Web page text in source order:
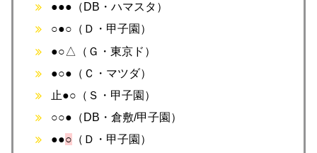
●●●（DB・ハマスタ）
○●○（Ｄ・甲子園）
●○△（Ｇ・東京ド）
●○●（Ｃ・マツダ）
止●○（Ｓ・甲子園）
○○●（DB・倉敷/甲子園）
●●○ （Ｄ・甲子園）